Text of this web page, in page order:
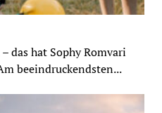
das hat Sophy Romvari
beeindruckendsten...